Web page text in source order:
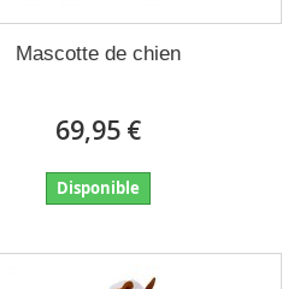
Mascotte de chien
69,95 €
Disponible